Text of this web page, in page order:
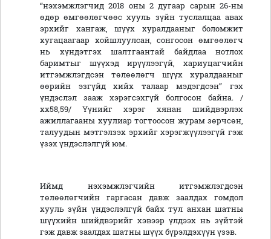
“нэхэмжлэгчид 2018 оны 2 дугаар сарын 26-ны
өдөр өмгөөлөгчөөс хууль зүйн туслалцаа авах
эрхийг хангаж, шүүх хуралдааныг боломжит
хугацаагаар хойшлуулсан, сонгосон өмгөөлөгч
нь хүндэтгэх шалтгаантай байдлаа нотлох
баримтыг шүүхэд ирүүлээгүй, хариуцагчийн
итгэмжлэгдсэн төлөөлөгч шүүх хуралдааныг
өөрийн эзгүйд хийх талаар мэдэгдсэн” гэх
үндэслэл зааж хэрэгсэхгүй болгосон байна. /
хх58,59/ Үүнийг хэрэг хянан шийдвэрлэх
ажиллагааны хуулиар тогтоосон журам зөрчсөн,
талуудын мэтгэлзэх эрхийг хэрэгжүүлээгүй гэж
үзэх үндэслэлгүй юм.
Иймд нэхэмжлэгчийн итгэмжлэгдсэн
төлөөлөгчийн гаргасан давж заалдах гомдол
хууль зүйн үндэслэлгүй байх тул анхан шатны
шүүхийн шийдвэрийг хэвээр үлдээх нь зүйтэй
гэж давж заалдах шатны шүүх бүрэлдэхүүн үзэв.